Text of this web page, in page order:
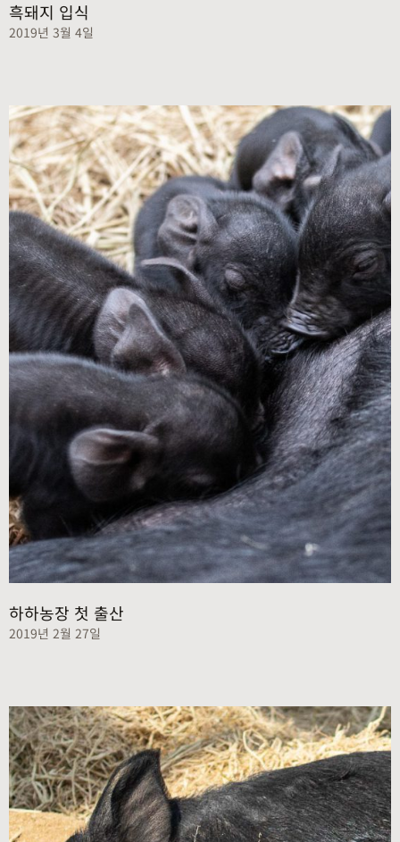
흑돼지 입식
2019년 3월 4일
하하농장 첫 출산
2019년 2월 27일